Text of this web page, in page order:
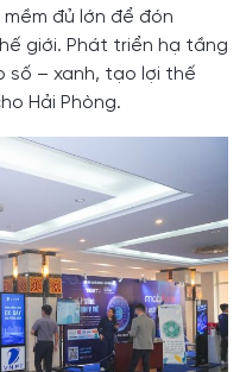
đủ lớn để đón
giới. Phát triển hạ tầng
số – xanh, tạo lợi thế
Hải Phòng.